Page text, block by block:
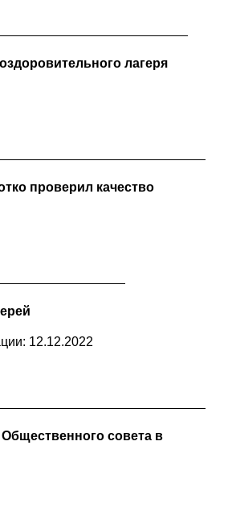
лагеря
проверил качество
12.12.2022
совета в